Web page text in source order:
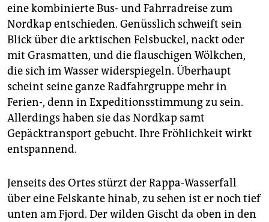
eine kombinierte Bus- und Fahrradreise zum
Nordkap entschieden. Genüsslich schweift sein
Blick über die arktischen Felsbuckel, nackt oder
mit Grasmatten, und die flauschigen Wölkchen,
die sich im Wasser widerspiegeln. Überhaupt
scheint seine ganze Radfahrgruppe mehr in
Ferien-, denn in Expeditionsstimmung zu sein.
Allerdings haben sie das Nordkap samt
Gepäcktransport gebucht. Ihre Fröhlichkeit wirkt
entspannend.
Jenseits des Ortes stürzt der Rappa-Wasserfall
über eine Felskante hinab, zu sehen ist er noch tief
unten am Fjord. Der wilden Gischt da oben in den